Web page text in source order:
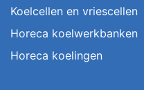
Koelcellen en vriescellen
Horeca koelwerkbanken
Horeca koelingen